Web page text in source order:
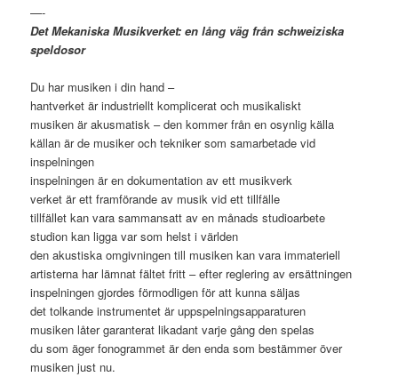
—-
Det Mekaniska Musikverket: en lång väg från schweiziska
speldosor
Du har musiken i din hand –
hantverket är industriellt komplicerat och musikaliskt
musiken är akusmatisk – den kommer från en osynlig källa
källan är de musiker och tekniker som samarbetade vid
inspelningen
inspelningen är en dokumentation av ett musikverk
verket är ett framförande av musik vid ett tillfälle
tillfället kan vara sammansatt av en månads studioarbete
studion kan ligga var som helst i världen
den akustiska omgivningen till musiken kan vara immateriell
artisterna har lämnat fältet fritt – efter reglering av ersättningen
inspelningen gjordes förmodligen för att kunna säljas
det tolkande instrumentet är uppspelningsapparaturen
musiken låter garanterat likadant varje gång den spelas
du som äger fonogrammet är den enda som bestämmer över
musiken just nu.